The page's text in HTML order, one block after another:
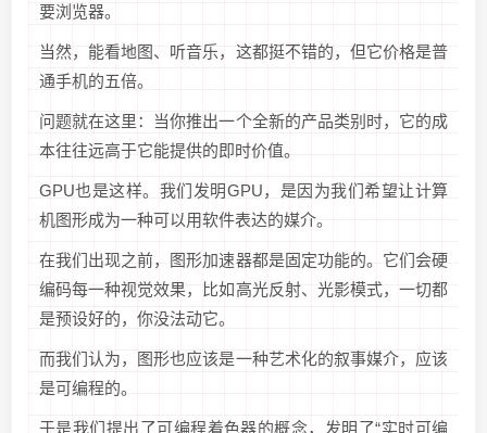
要浏览器。
当然，能看地图、听音乐，这都挺不错的，但它价格是普
通手机的五倍。
问题就在这里：当你推出一个全新的产品类别时，它的成
本往往远高于它能提供的即时价值。
GPU也是这样。我们发明GPU，是因为我们希望让计算
机图形成为一种可以用软件表达的媒介。
在我们出现之前，图形加速器都是固定功能的。它们会硬
编码每一种视觉效果，比如高光反射、光影模式，一切都
是预设好的，你没法动它。
而我们认为，图形也应该是一种艺术化的叙事媒介，应该
是可编程的。
于是我们提出了可编程着色器的概念，发明了“实时可编